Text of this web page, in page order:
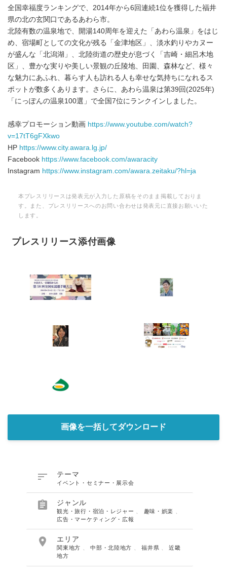
全国幸福度ランキングで、2014年から6回連続1位を獲得した福井
県の北の玄関口であるあわら市。
北陸有数の温泉地で、開湯140周年を迎えた「あわら温泉」をはじ
め、宿場町としての文化が残る「金津地区」、淡水釣りやカヌー
が盛んな「北潟湖」、北陸街道の歴史が息づく「吉崎・細呂木地
区」、豊かな実りや美しい景観の丘陵地、田園、森林など、様々
な魅力にあふれ、暮らす人も訪れる人も幸せな気持ちになれるス
ポットが数多くあります。さらに、あわら温泉は第39回(2025年)
「にっぽんの温泉100選」で全国7位にランクインしました。
感幸プロモーション動画 https://www.youtube.com/watch?
v=17tT6gFXkwo
HP https://www.city.awara.lg.jp/
Facebook https://www.facebook.com/awaracity
Instagram https://www.instagram.com/awara.zeitaku/?hl=ja
本プレスリリースは発表元が入力した原稿をそのまま掲載しておりま
す。また、プレスリリースへのお問い合わせは発表元に直接お願いいた
します。
プレスリリース添付画像
画像を一括してダウンロード
 テーマ
イベント・セミナー・展示会
 ジャンル
観光・旅行・宿泊・レジャー 趣味・娯楽
広告・マーケティング・広報
 エリア
関東地方 、中部・北陸地方 、福井県 、近畿
地方
Japanese